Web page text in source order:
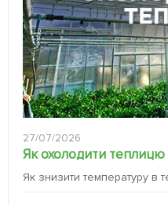
27/07/2026
Як охолодити теплицю
Як знизити температуру в